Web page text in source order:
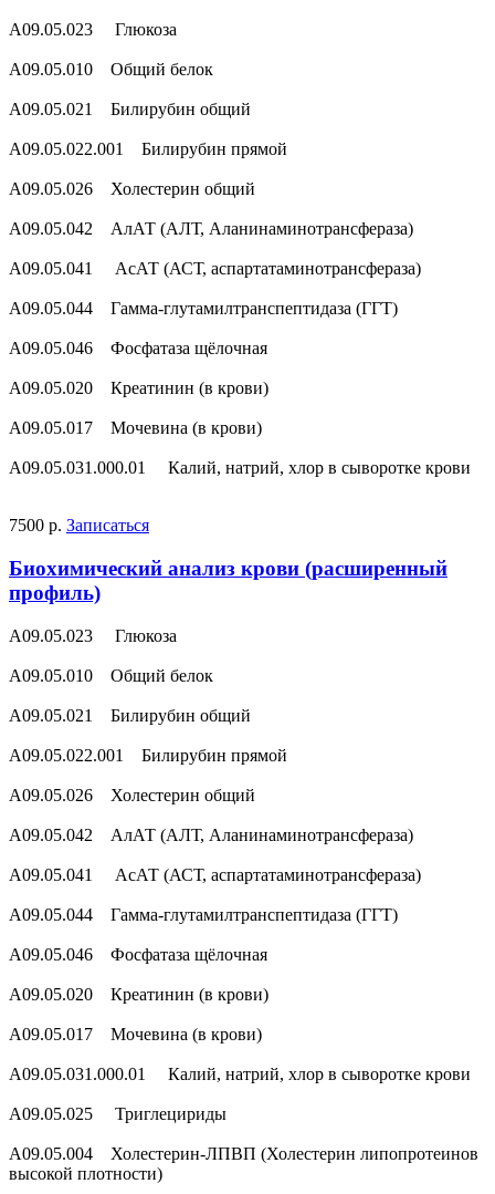
A09.05.023 Глюкоза
A09.05.010 Общий белок
A09.05.021 Билирубин общий
A09.05.022.001 Билирубин прямой
A09.05.026 Холестерин общий
A09.05.042 АлАТ (АЛТ, Аланинаминотрансфераза)
A09.05.041 АсАТ (АСТ, аспартатаминотрансфераза)
A09.05.044 Гамма-глутамилтранспептидаза (ГГТ)
A09.05.046 Фосфатаза щёлочная
A09.05.020 Креатинин (в крови)
A09.05.017 Мочевина (в крови)
A09.05.031.000.01 Калий, натрий, хлор в сыворотке крови
7500 р. Записаться
Биохимический анализ крови (расширенный
профиль)
A09.05.023 Глюкоза
A09.05.010 Общий белок
A09.05.021 Билирубин общий
A09.05.022.001 Билирубин прямой
A09.05.026 Холестерин общий
A09.05.042 АлАТ (АЛТ, Аланинаминотрансфераза)
A09.05.041 АсАТ (АСТ, аспартатаминотрансфераза)
A09.05.044 Гамма-глутамилтранспептидаза (ГГТ)
A09.05.046 Фосфатаза щёлочная
A09.05.020 Креатинин (в крови)
A09.05.017 Мочевина (в крови)
A09.05.031.000.01 Калий, натрий, хлор в сыворотке крови
A09.05.025 Триглецириды
A09.05.004 Холестерин-ЛПВП (Холестерин липопротеинов
высокой плотности)